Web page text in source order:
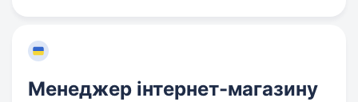
Менеджер інтернет-магазину